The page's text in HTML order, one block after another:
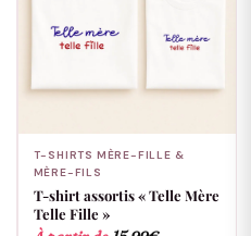
T-SHIRTS MÈRE-FILLE &
MÈRE-FILS
T-shirt assortis « Telle Mère
Telle Fille »